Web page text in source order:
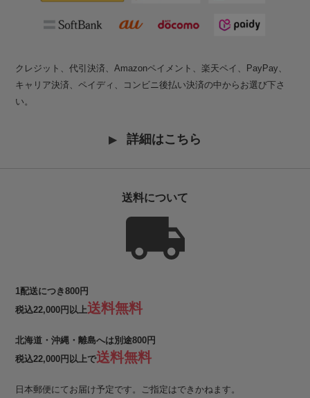
クレジット、代引決済、Amazonペイメント、楽天ペイ、PayPay、
キャリア決済、ペイディ、コンビニ後払い決済の中からお選び下さ
い。
詳細はこちら
送料について
1配送につき800円
税込22,000円以上送料無料
北海道・沖縄・離島へは別途800円
税込22,000円以上で送料無料
日本郵便にてお届け予定です。ご指定はできかねます。